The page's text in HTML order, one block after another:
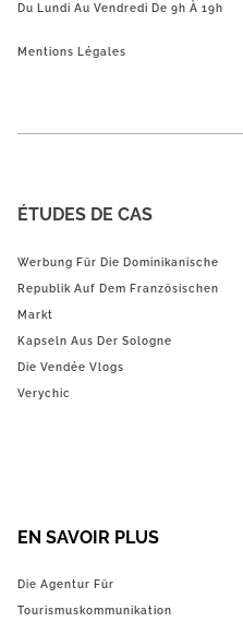
Du Lundi Au Vendredi De 9h À 19h
Mentions Légales
ÉTUDES DE CAS
Werbung Für Die Dominikanische
Republik Auf Dem Französischen
Markt
Kapseln Aus Der Sologne
Die Vendée Vlogs
Verychic
EN SAVOIR PLUS
Die Agentur Für
Tourismuskommunikation